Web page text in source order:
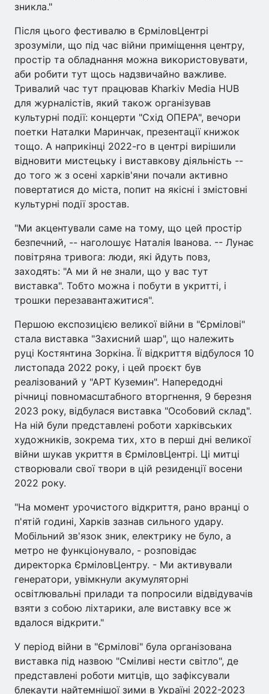
зникла."
Після цього фестивалю в ЄрміловЦентрі
зрозуміли, що під час війни приміщення центру,
простір та обладнання можна використовувати,
аби робити тут щось надзвичайно важливе.
Тривалий час тут працював Kharkiv Media HUB
для журналістів, який також організував
культурні події: концерти "Схід ОПЕРА", вечори
поетки Наталки Маринчак, презентації книжок
тощо. А наприкінці 2022-го в центрі вирішили
відновити мистецьку і виставкову діяльність --
до того ж з осені харків'яни почали активно
повертатися до міста, попит на якісні і змістовні
культурні події зростав.
"Ми акцентували саме на тому, що цей простір
безпечний, -- наголошує Наталія Іванова. -- Лунає
повітряна тривога: люди, які йдуть повз,
заходять: "А ми й не знали, що у вас тут
виставка". Тобто можна і побути в укритті, і
трошки перезавантажитися".
Першою експозицією великої війни в "Єрмілові"
стала виставка "Захисний шар", що належить
руці Костянтина Зоркіна. Її відкриття відбулося 10
листопада 2022 року, і цей проєкт був
реалізований у "АРТ Куземин". Напередодні
річниці повномасштабного вторгнення, 9 березня
2023 року, відбулася виставка "Особовий склад".
На ній були представлені роботи харківських
художників, зокрема тих, хто в перші дні великої
війни шукав укриття в ЄрміловЦентрі. Ці митці
створювали свої твори в цій резиденції восени
2022 року.
"На момент урочистого відкриття, рано вранці о
п'ятій годині, Харків зазнав сильного удару.
Мобільний зв'язок зник, електрику не було, а
метро не функціонувало, - розповідає
директорка ЄрміловЦентру. - Ми активували
генератори, увімкнули акумуляторні
освітлювальні прилади та попросили відвідувачів
взяти з собою ліхтарики, але виставку все ж
вдалося відкрити."
У період війни в "Єрмілові" була організована
виставка під назвою "Сміливі нести світло", де
представлені роботи митців, що зафіксували
блекаути найтемнішої зими в Україні 2022-2023